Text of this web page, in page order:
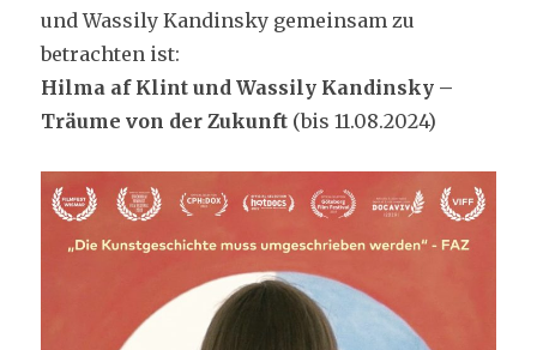
und Wassily Kandinsky gemeinsam zu
betrachten ist:
Hilma af Klint und Wassily Kandinsky –
Träume von der Zukunft (bis 11.08.2024)